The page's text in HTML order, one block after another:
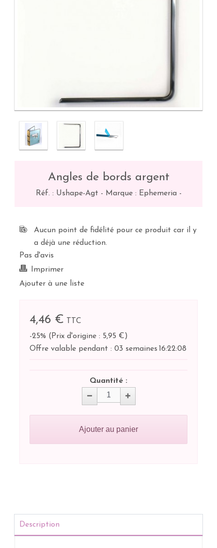
Angles de bords argent
Réf. : Ushape-Agt - Marque : Ephemeria -
Aucun point de fidélité pour ce produit car il y
a déjà une réduction.
Pas d'avis
Imprimer
Ajouter à une liste
4,46 €
TTC
-25% ( Prix d'origine : 5,95 €)
Offre valable pendant : 03 semaines 16:22:07
Quantité :
Ajouter au panier
Description